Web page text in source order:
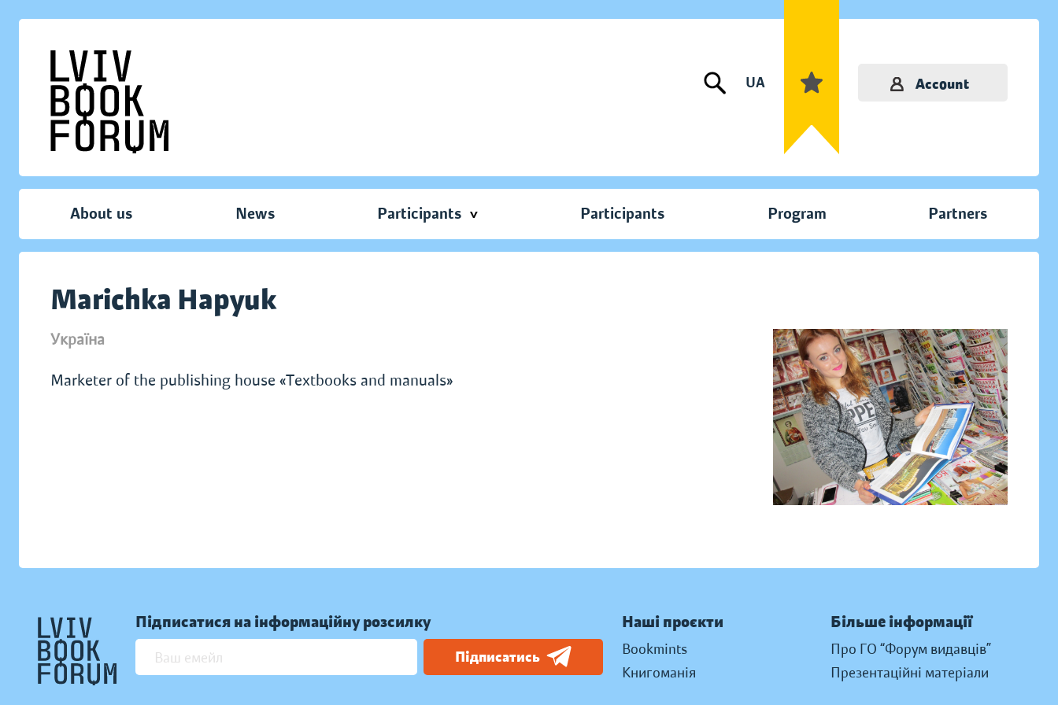
UA Account
About us News Participants Participants Program Partners
Marichka Hapyuk
Україна
Marketer of the publishing house «Textbooks and manuals»
Підписатися на інформаційну розсилку
Підписатись
Наші проєкти
Bookmints
Книгоманія
Більше інформації
Про ГО “Форум видавців”
Презентаційні матеріали